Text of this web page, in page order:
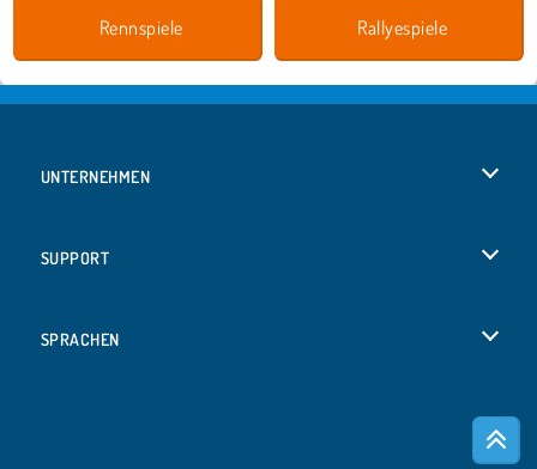
Rennspiele Rallyespiele
UNTERNEHMEN
SUPPORT
SPRACHEN